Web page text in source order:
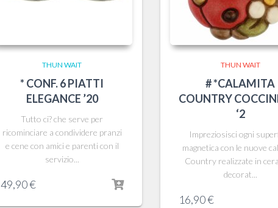
THUN WAIT
* CONF. 6 PIATTI
ELEGANCE ’20
Tutto ci? che serve per
ricominciare a condividere pranzi
e cene con amici e parenti con il
servizio...
49,90€
THUN WAIT
# *CALAMITA
COUNTRY
‘2
Impreziosisci ogni
magnetica con le nuove
Country realizzate in
decorat...
16,90€